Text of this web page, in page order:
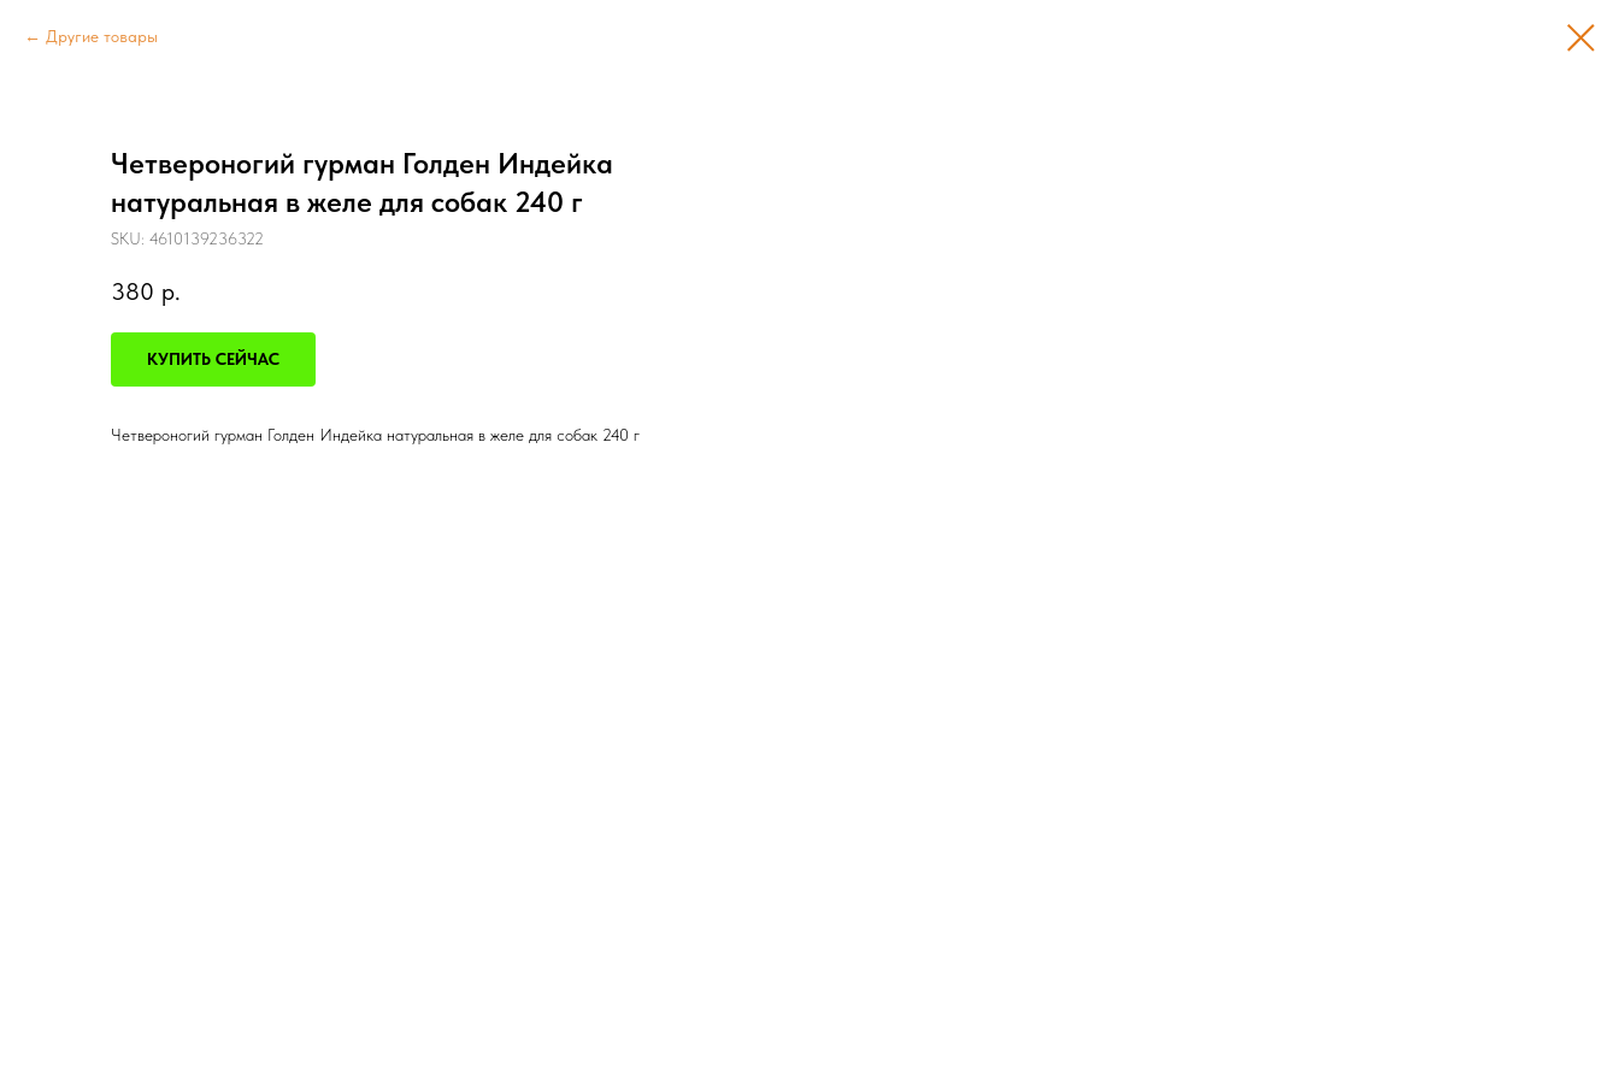
Другие товары
Четвероногий гурман Голден Индейка
натуральная в желе для собак 240 г
SKU: 4610139236322
380 р.
КУПИТЬ СЕЙЧАС
Четвероногий гурман Голден Индейка натуральная в желе для собак 240 г